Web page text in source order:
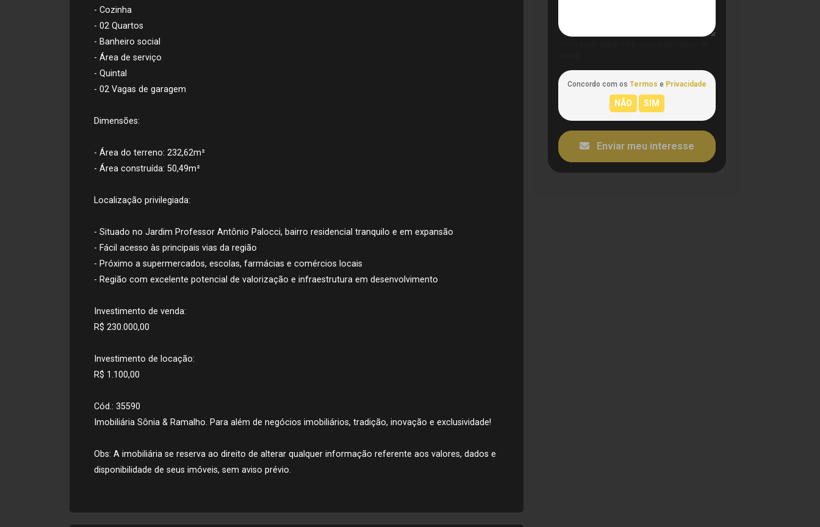
- Cozinha
- 02 Quartos
- Banheiro social
- Área de serviço
- Quintal
- 02 Vagas de garagem
Dimensões:
- Área do terreno: 232,62m²
- Área construída: 50,49m²
Localização privilegiada:
- Situado no Jardim Professor Antônio Palocci, bairro residencial tranquilo e em expansão
- Fácil acesso às principais vias da região
- Próximo a supermercados, escolas, farmácias e comércios locais
- Região com excelente potencial de valorização e infraestrutura em desenvolvimento
Investimento de venda:
R$ 230.000,00
Investimento de locação:
R$ 1.100,00
Cód.: 35590
Imobiliária Sônia & Ramalho. Para além de negócios imobiliários, tradição, inovação e exclusividade!
Obs: A imobiliária se reserva ao direito de alterar qualquer informação referente aos valores, dados e
disponibilidade de seus imóveis, sem aviso prévio.
Concordo com os Termos e Privacidade
Enviar meu interesse